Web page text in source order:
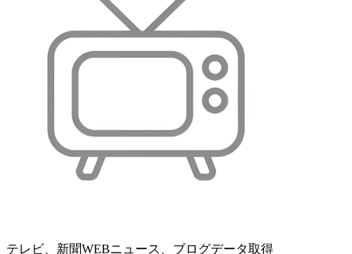
テレビ、新聞WEBニュース、ブログデータ取得